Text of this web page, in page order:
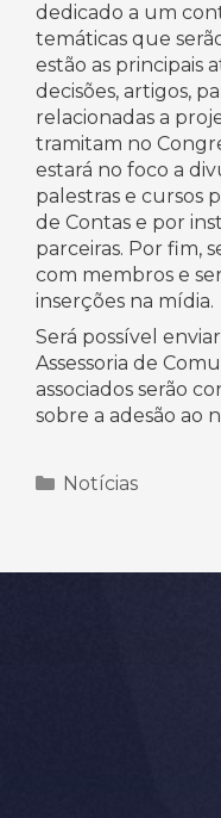
dedicado a um
temáticas que
estão as principais
decisões, artigos,
relacionadas a
tramitam no
estará no foco a
palestras e cursos
de Contas e por
parceiras. Por fim,
com membros e
inserções na mídia.
Será possível
Assessoria de
associados serão
sobre a adesão ao
Categorias
Notícias